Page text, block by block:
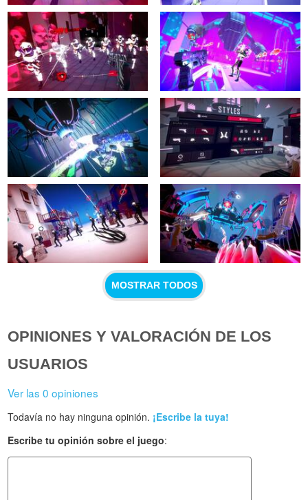
MOSTRAR TODOS
OPINIONES Y VALORACIÓN DE LOS
USUARIOS
Ver las 0 opiniones
Todavía no hay ninguna opinión. ¡Escribe la tuya!
Escribe tu opinión sobre el juego: